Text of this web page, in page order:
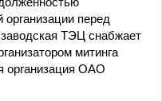
перед
ТЭЦ снабжает
митинга
организация ОАО